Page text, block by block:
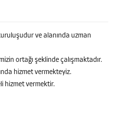
ve alanında uzman
ortağı şeklinde çalışmaktadır.
hizmet vermekteyiz.
hizmet vermektir.